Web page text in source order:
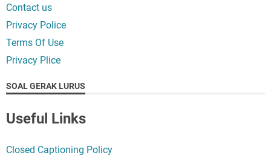
Contact us
Privacy Police
Terms Of Use
Privacy Plice
SOAL GERAK LURUS
Useful Links
Closed Captioning Policy